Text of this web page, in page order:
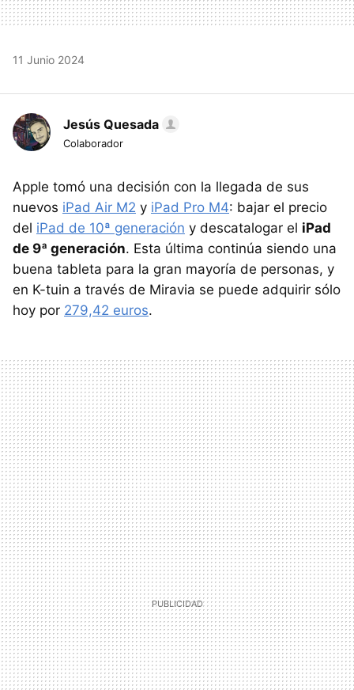
11 Junio 2024
Jesús Quesada
Colaborador
Apple tomó una decisión con la llegada de sus
nuevos iPad Air M2 y iPad Pro M4: bajar el precio
del iPad de 10ª generación y descatalogar el iPad
de 9ª generación. Esta última continúa siendo una
buena tableta para la gran mayoría de personas, y
en K-tuin a través de Miravia se puede adquirir sólo
hoy por 279,42 euros.